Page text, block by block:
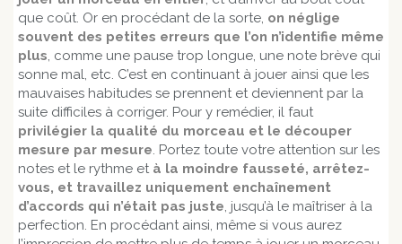
que coût. Or en procédant de la sorte, on néglige
souvent des petites erreurs que l’on n’identifie même
plus, comme une pause trop longue, une note brève qui
sonne mal, etc. C’est en continuant à jouer ainsi que les
mauvaises habitudes se prennent et deviennent par la
suite difficiles à corriger. Pour y remédier, il faut
privilégier la qualité du morceau et le découper
mesure par mesure. Portez toute votre attention sur les
notes et le rythme et à la moindre fausseté, arrêtez-
vous, et travaillez uniquement enchaînement
d’accords qui n’était pas juste, jusqu’à le maîtriser à la
perfection. En procédant ainsi, même si vous aurez